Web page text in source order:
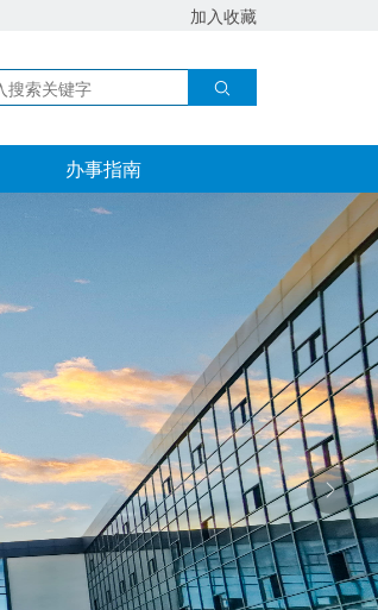
加入收藏
办事指南